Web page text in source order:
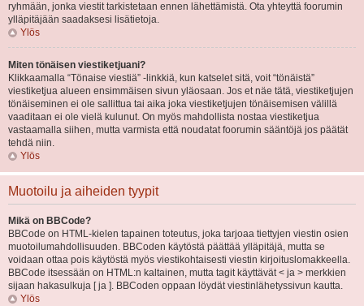
ryhmään, jonka viestit tarkistetaan ennen lähettämistä. Ota yhteyttä foorumin
ylläpitäjään saadaksesi lisätietoja.
Ylös
Miten tönäisen viestiketjuani?
Klikkaamalla “Tönaise viestiä” -linkkiä, kun katselet sitä, voit “tönäistä”
viestiketjua alueen ensimmäisen sivun yläosaan. Jos et näe tätä, viestiketjujen
tönäiseminen ei ole sallittua tai aika joka viestiketjujen tönäisemisen välillä
vaaditaan ei ole vielä kulunut. On myös mahdollista nostaa viestiketjua
vastaamalla siihen, mutta varmista että noudatat foorumin sääntöjä jos päätät
tehdä niin.
Ylös
Muotoilu ja aiheiden tyypit
Mikä on BBCode?
BBCode on HTML-kielen tapainen toteutus, joka tarjoaa tiettyjen viestin osien
muotoilumahdollisuuden. BBCoden käytöstä päättää ylläpitäjä, mutta se
voidaan ottaa pois käytöstä myös viestikohtaisesti viestin kirjoituslomakkeella.
BBCode itsessään on HTML:n kaltainen, mutta tagit käyttävät < ja > merkkien
sijaan hakasulkuja [ ja ]. BBCoden oppaan löydät viestinlähetyssivun kautta.
Ylös